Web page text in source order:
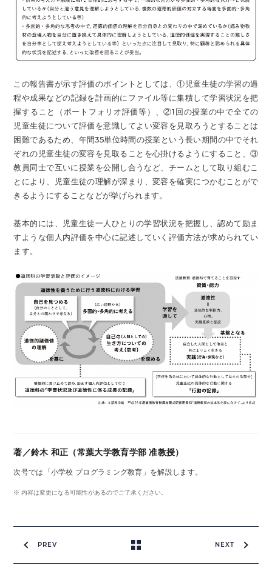
この報告書が示す評価のポイントとしては、①児童生徒の学習の過
程や成果などの記録を計画的にファイル等に集積して学習状況を把
握すること（ポートフォリオ評価等）、②1回の授業の中で全ての
児童生徒について評価を意識してよい変容を見取ろうとすることは
困難であるため、年間35単位時間の授業という長い期間の中でそれ
ぞれの児童生徒の変容を見取ることを心掛けるようにすること、③
教員同士で互いに授業を公開し合うなど、チームとして取り組むこ
とにより、児童生徒の理解が深まり、変容を確実につかむことがで
きるようにすることなどが挙げられます。
基本的には、児童生徒一人ひとりの学習状況を把握し、認めて励ま
すような個人内評価を中心に記述していく評価方法が求められてい
ます。
著／鈴木 和正（常葉大学教育学部 准教授）
次号では「小学校 プログラミング教育」を解説します。
※ 内容は変更になる可能性があるのでご了承ください。
PREV NEXT